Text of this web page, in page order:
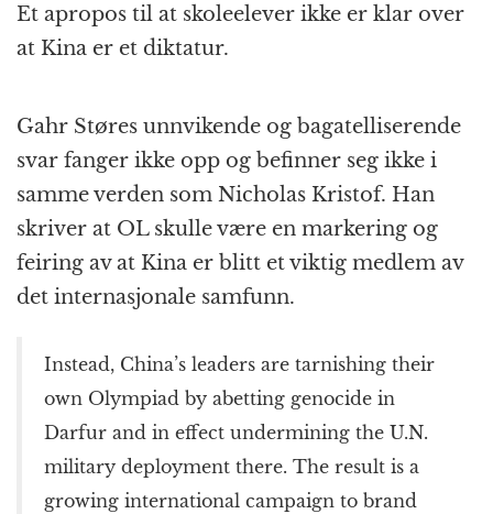
Et apropos til at skoleelever ikke er klar over
at Kina er et diktatur.
Gahr Støres unnvikende og bagatelliserende
svar fanger ikke opp og befinner seg ikke i
samme verden som Nicholas Kristof. Han
skriver at OL skulle være en markering og
feiring av at Kina er blitt et viktig medlem av
det internasjonale samfunn.
Instead, China’s leaders are tarnishing their
own Olympiad by abetting genocide in
Darfur and in effect undermining the U.N.
military deployment there. The result is a
growing international campaign to brand